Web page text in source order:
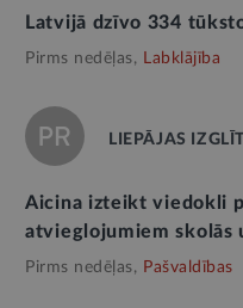
Latvijā dzīvo 334
Pirms nedēļas, Labklājība
LIEPĀJAS
Aicina izteikt viedokli
atvieglojumiem skolās
Pirms nedēļas, Pašvaldības